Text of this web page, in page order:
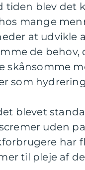
tiden blev det
mange
at udvikle
de behov,
skånsomme
som
blevet
uden
har
til pleje af